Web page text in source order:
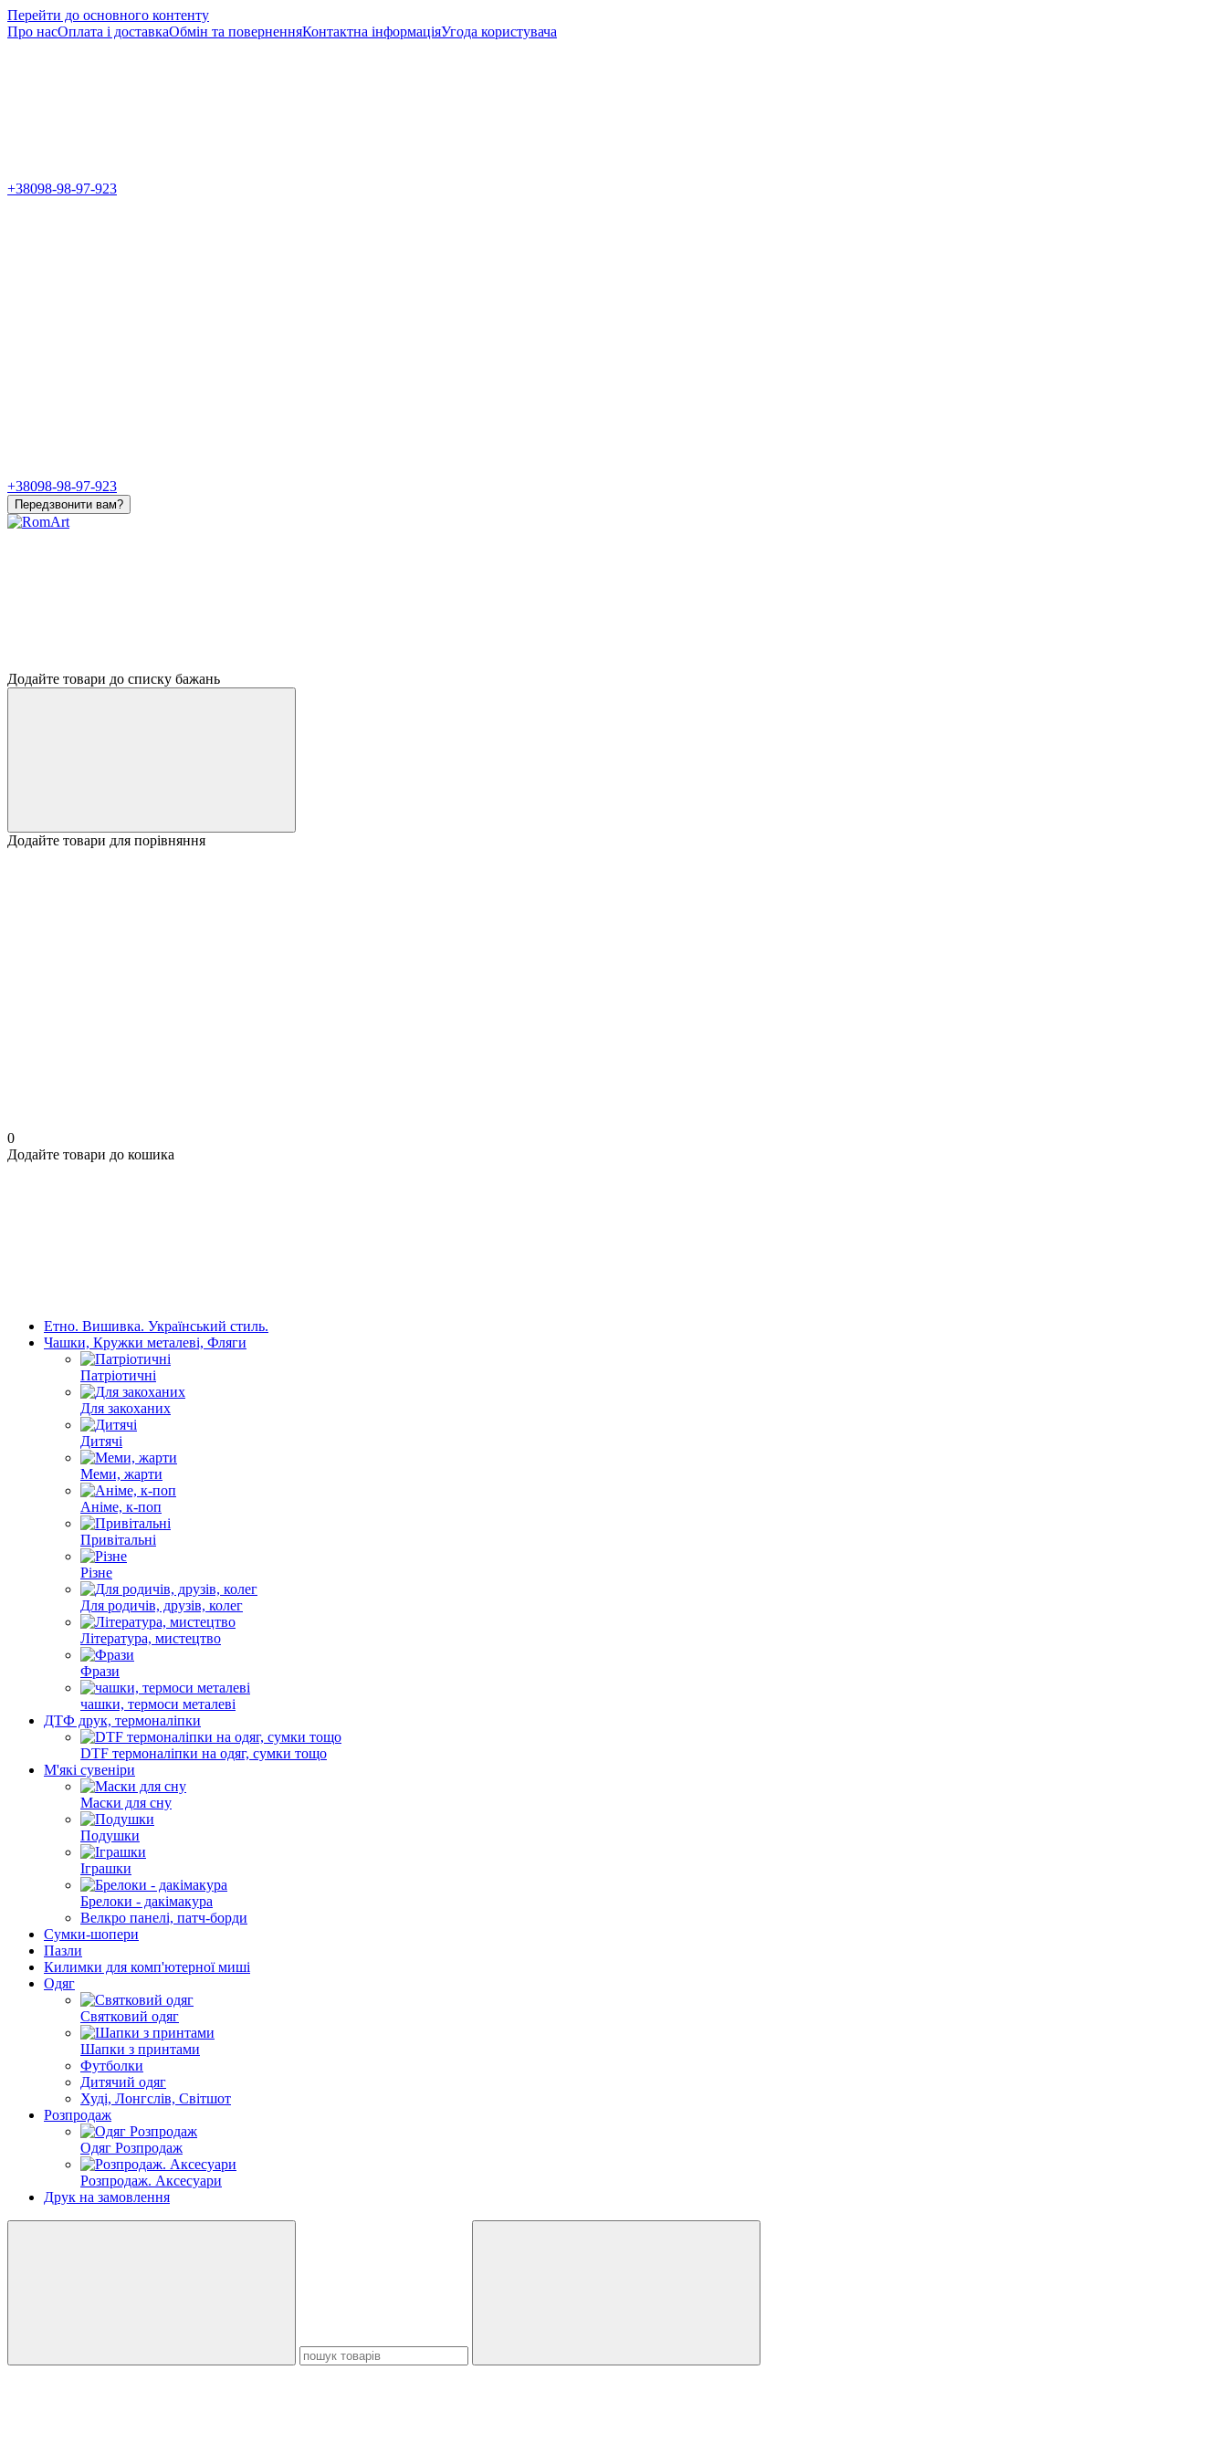
Перейти до основного контенту
Про насОплата і доставкаОбмін та поверненняКонтактна інформаціяУгода користувача
+38098-98-97-923
+38098-98-97-923
Передзвонити вам?
Додайте товари до списку бажань
Додайте товари для порівняння
0
Додайте товари до кошика
Етно. Вишивка. Український стиль.
Чашки, Кружки металеві, Фляги
Патріотичні
Для закоханих
Дитячі
Меми, жарти
Аніме, к-поп
Привітальні
Різне
Для родичів, друзів, колег
Література, мистецтво
Фрази
чашки, термоси металеві
ДТФ друк, термоналіпки
DTF термоналіпки на одяг, сумки тощо
М'які сувеніри
Маски для сну
Подушки
Іграшки
Брелоки - дакімакура
Велкро панелі, патч-борди
Сумки-шопери
Пазли
Килимки для комп'ютерної миші
Одяг
Святковий одяг
Шапки з принтами
Футболки
Дитячий одяг
Худі, Лонгслів, Світшот
Розпродаж
Одяг Розпродаж
Розпродаж. Аксесуари
Друк на замовлення